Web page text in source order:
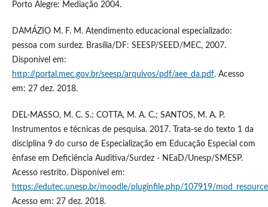
Porto Alegre: Mediação 2004.
DAMÁZIO M. F. M. Atendimento educacional especializado:
pessoa com surdez. Brasília/DF: SEESP/SEED/MEC, 2007.
Disponível em:
http://portal.mec.gov.br/seesp/arquivos/pdf/aee_da.pdf. Acesso
em: 27 dez. 2018.
DEL-MASSO, M. C. S.; COTTA, M. A. C.; SANTOS, M. A. P.
Instrumentos e técnicas de pesquisa. 2017. Trata-se do texto 1 da
disciplina 9 do curso de Especialização em Educação Especial com
ênfase em Deficiência Auditiva/Surdez - NEaD/Unesp/SMESP.
Acesso restrito. Disponível em:
https://edutec.unesp.br/moodle/pluginfile.php/107919/
Acesso em: 27 dez. 2018.